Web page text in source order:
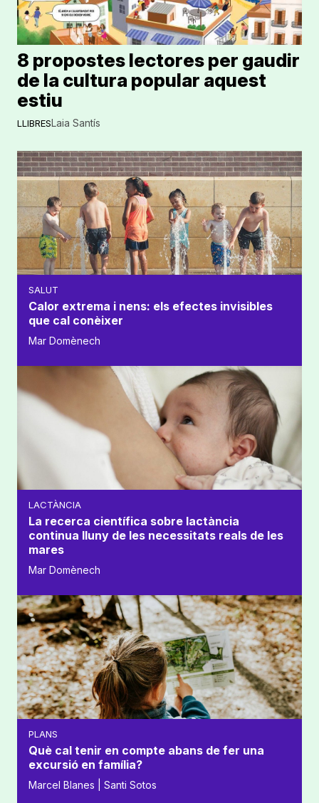
LLIBRES
8 propostes lectores per gaudir
de la cultura popular aquest
estiu
Laia Santís
SALUT
Calor extrema i nens: els efectes invisibles
que cal conèixer
Mar Domènech
LACTÀNCIA
La recerca científica sobre lactància
continua lluny de les necessitats reals de les
mares
Mar Domènech
PLANS
Què cal tenir en compte abans de fer una
excursió en família?
Marcel Blanes | Santi Sotos